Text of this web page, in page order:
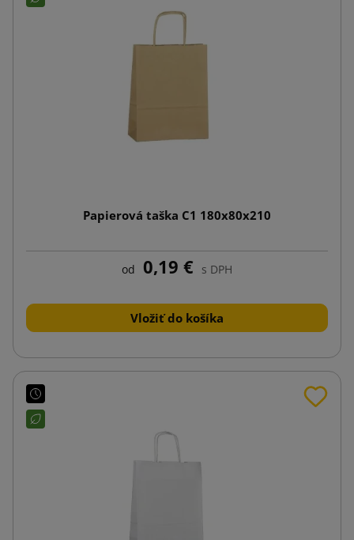
Papierová taška C1 180x80x210
od 0,19 € s DPH
Vložiť do košíka